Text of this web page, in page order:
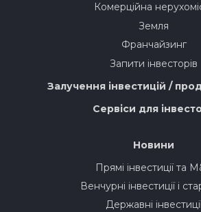
Комерційна
Земля
Франчайзинг
Запити інвесторів
Залучення інвестицій /
Сервіси для
Новини
Прямі інвестиції та
Венчурні інвестиції і
Державні